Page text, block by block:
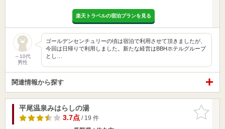
楽天トラベルの宿泊プランを見る
～10代
男性
ゴールデンセンチュリーの頃は宿泊で利用させて頂きましたが、
今回は日帰りで利用しました。新たな経営はBBHホテルグループ
とし…
関連情報から探す
お気に入
りに追加
平尾温泉みはらしの湯
3.7点/ 19 件